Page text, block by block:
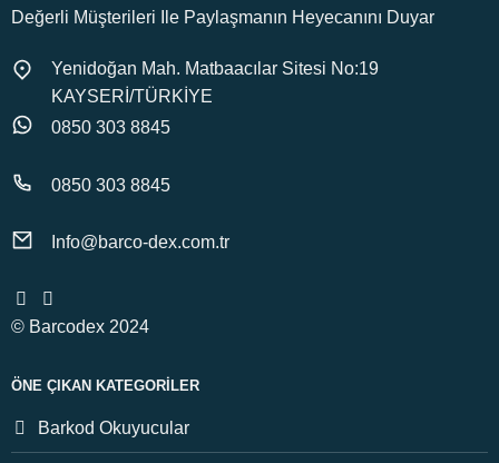
Değerli Müşterileri Ile Paylaşmanın Heyecanını Duyar
Yenidoğan Mah. Matbaacılar Sitesi No:19
KAYSERİ/TÜRKİYE
0850 303 8845
0850 303 8845
Info@barco-dex.com.tr
© Barcodex 2024
ÖNE ÇIKAN KATEGORILER
Barkod Okuyucular